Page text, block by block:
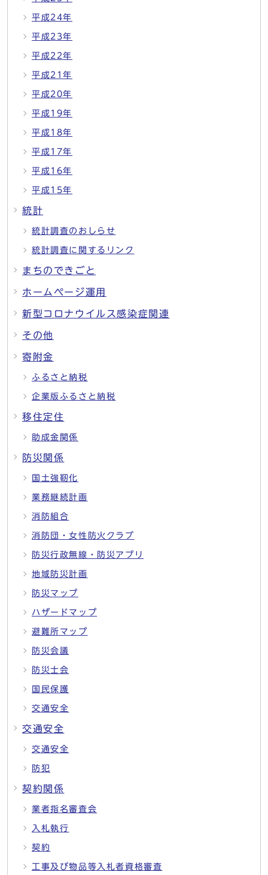
平成24年
平成23年
平成22年
平成21年
平成20年
平成19年
平成18年
平成17年
平成16年
平成15年
統計
統計調査のおしらせ
統計調査に関するリンク
まちのできごと
ホームページ運用
新型コロナウイルス感染症関連
その他
寄附金
ふるさと納税
企業版ふるさと納税
移住定住
助成金関係
防災関係
国土強靭化
業務継続計画
消防組合
消防団・女性防火クラブ
防災行政無線・防災アプリ
地域防災計画
防災マップ
ハザードマップ
避難所マップ
防災会議
防災士会
国民保護
交通安全
交通安全
交通安全
防犯
契約関係
業者指名審査会
入札執行
契約
工事及び物品等入札者資格審査